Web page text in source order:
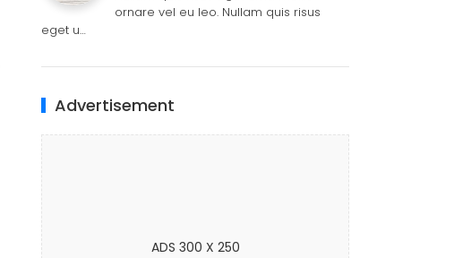
ornare vel eu leo. Nullam quis risus
eget u…
Advertisement
ADS 300 X 250